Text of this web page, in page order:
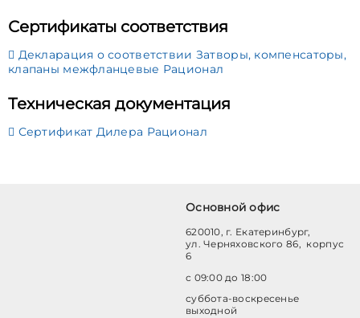
Сертификаты соответствия
Декларация о соответствии Затворы, компенсаторы,
клапаны межфланцевые Рационал
Техническая документация
Сертификат Дилера Рационал
Основной офис
620010, г. Екатеринбург,
ул. Черняховского 86, корпус
6
с 09:00 до 18:00
суббота-воскресенье
выходной